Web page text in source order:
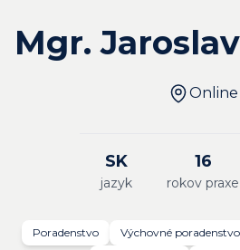
Mgr.
Online
SK
jazyk
16
rokov praxe
Poradenstvo Výchovné poradenstvo